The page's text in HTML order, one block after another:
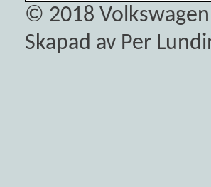
© 2018
Skapad av Per